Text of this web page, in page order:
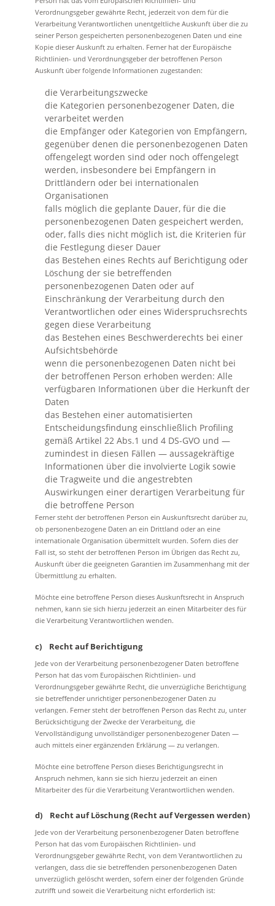
Verordnungsgeber gewährte Recht, jederzeit von dem für die
Verarbeitung Verantwortlichen unentgeltliche Auskunft über die zu
seiner Person gespeicherten personenbezogenen Daten und eine
Kopie dieser Auskunft zu erhalten. Ferner hat der Europäische
Richtlinien- und Verordnungsgeber der betroffenen Person
Auskunft über folgende Informationen zugestanden:
die Verarbeitungszwecke
die Kategorien personenbezogener Daten, die
verarbeitet werden
die Empfänger oder Kategorien von Empfängern,
gegenüber denen die personenbezogenen Daten
offengelegt worden sind oder noch offengelegt
werden, insbesondere bei Empfängern in
Drittländern oder bei internationalen
Organisationen
falls möglich die geplante Dauer, für die die
personenbezogenen Daten gespeichert werden,
oder, falls dies nicht möglich ist, die Kriterien für
die Festlegung dieser Dauer
das Bestehen eines Rechts auf Berichtigung oder
Löschung der sie betreffenden
personenbezogenen Daten oder auf
Einschränkung der Verarbeitung durch den
Verantwortlichen oder eines Widerspruchsrechts
gegen diese Verarbeitung
das Bestehen eines Beschwerderechts bei einer
Aufsichtsbehörde
wenn die personenbezogenen Daten nicht bei
der betroffenen Person erhoben werden: Alle
verfügbaren Informationen über die Herkunft der
Daten
das Bestehen einer automatisierten
Entscheidungsfindung einschließlich Profiling
gemäß Artikel 22 Abs.1 und 4 DS-GVO und —
zumindest in diesen Fällen — aussagekräftige
Informationen über die involvierte Logik sowie
die Tragweite und die angestrebten
Auswirkungen einer derartigen Verarbeitung für
die betroffene Person
Ferner steht der betroffenen Person ein Auskunftsrecht darüber zu,
ob personenbezogene Daten an ein Drittland oder an eine
internationale Organisation übermittelt wurden. Sofern dies der
Fall ist, so steht der betroffenen Person im Übrigen das Recht zu,
Auskunft über die geeigneten Garantien im Zusammenhang mit der
Übermittlung zu erhalten.
Möchte eine betroffene Person dieses Auskunftsrecht in Anspruch
nehmen, kann sie sich hierzu jederzeit an einen Mitarbeiter des für
die Verarbeitung Verantwortlichen wenden.
c) Recht auf Berichtigung
Jede von der Verarbeitung personenbezogener Daten betroffene
Person hat das vom Europäischen Richtlinien- und
Verordnungsgeber gewährte Recht, die unverzügliche Berichtigung
sie betreffender unrichtiger personenbezogener Daten zu
verlangen. Ferner steht der betroffenen Person das Recht zu, unter
Berücksichtigung der Zwecke der Verarbeitung, die
Vervollständigung unvollständiger personenbezogener Daten —
auch mittels einer ergänzenden Erklärung — zu verlangen.
Möchte eine betroffene Person dieses Berichtigungsrecht in
Anspruch nehmen, kann sie sich hierzu jederzeit an einen
Mitarbeiter des für die Verarbeitung Verantwortlichen wenden.
d) Recht auf Löschung (Recht auf Vergessen werden)
Jede von der Verarbeitung personenbezogener Daten betroffene
Person hat das vom Europäischen Richtlinien- und
Verordnungsgeber gewährte Recht, von dem Verantwortlichen zu
verlangen, dass die sie betreffenden personenbezogenen Daten
unverzüglich gelöscht werden, sofern einer der folgenden Gründe
zutrifft und soweit die Verarbeitung nicht erforderlich ist: